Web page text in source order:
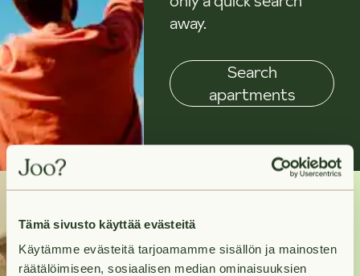
Tämä sivusto käyttää evästeitä
Käytämme evästeitä tarjoamamme sisällön ja mainosten
räätälöimiseen, sosiaalisen median ominaisuuksien
away.
Search
apartments
Need help?